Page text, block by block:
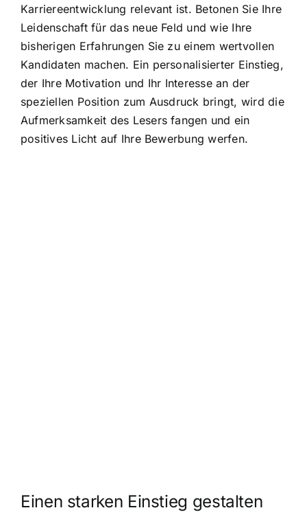
Karriereentwicklung relevant ist. Betonen Sie Ihre
Leidenschaft für das neue Feld und wie Ihre
bisherigen Erfahrungen Sie zu einem wertvollen
Kandidaten machen. Ein personalisierter Einstieg,
der Ihre Motivation und Ihr Interesse an der
speziellen Position zum Ausdruck bringt, wird die
Aufmerksamkeit des Lesers fangen und ein
positives Licht auf Ihre Bewerbung werfen.
Einen starken Einstieg gestalten